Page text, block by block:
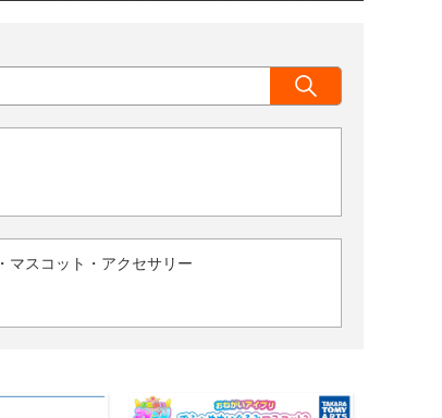
マスコット・アクセサリー